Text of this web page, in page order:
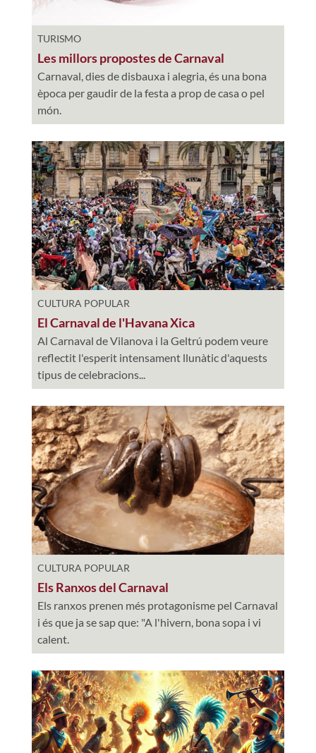
TURISMO
Les millors propostes de Carnaval
Carnaval, dies de disbauxa i alegria, és una bona
època per gaudir de la festa a prop de casa o pel
món.
CULTURA POPULAR
El Carnaval de l'Havana Xica
Al Carnaval de Vilanova i la Geltrú podem veure
reflectit l'esperit intensament llunàtic d'aquests
tipus de celebracions...
CULTURA POPULAR
Els Ranxos del Carnaval
Els ranxos prenen més protagonisme pel Carnaval
i és que ja se sap que: "A l'hivern, bona sopa i vi
calent.